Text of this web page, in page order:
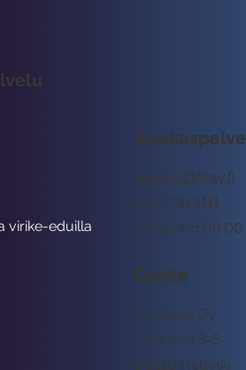
tuki@rockway.fi
Arkisin klo
045 7731 1111
Osoite
Rockway Oy
Lemuntie 3-5
00510 Helsinki
virike-eduilla